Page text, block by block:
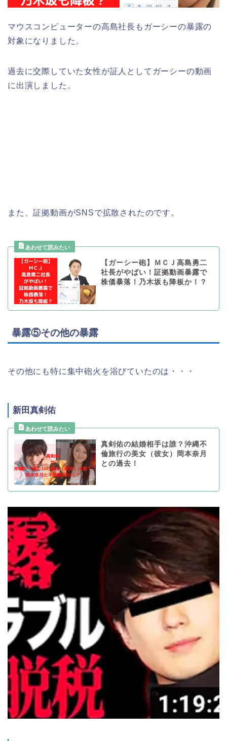
マウスコンピューターの高島社長もガーシーの暴露の
対象になりました。
過去に交際していた女性が証人としてガーシーの動画
に出演しました。
また、証拠動画がSNSで拡散されたのです。
【ガーシー砲】ＭＣＪ高島勇二
社長がやばい！証拠動画暴露で
株価暴落！乃木坂も降板か！？
暴露⑤その他の暴露
その他にも特に集中砲火を浴びていたのは・・・
新田真剣佑
真剣佑の結婚相手は誰？沖縄不
倫旅行の美女（彼女）岡本奈月
との過去！